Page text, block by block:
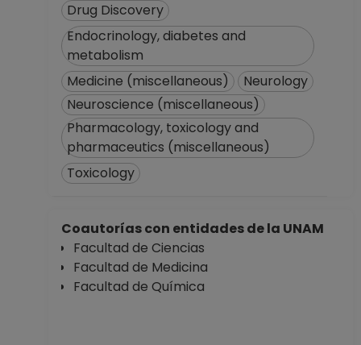
Drug Discovery
Endocrinology, diabetes and
metabolism
Medicine (miscellaneous)
Neurology
Neuroscience (miscellaneous)
Pharmacology, toxicology and
pharmaceutics (miscellaneous)
Toxicology
Coautorías con entidades de la UNAM
Facultad de Ciencias
Facultad de Medicina
Facultad de Química